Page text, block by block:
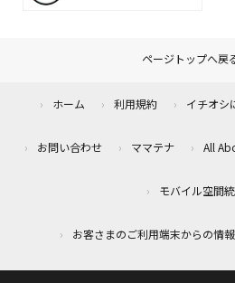
ページトップへ戻
ホーム 利用規約 イチオシ
お問い合わせ ママテナ All
モバイル空間
お客さまのご利用端末からの情